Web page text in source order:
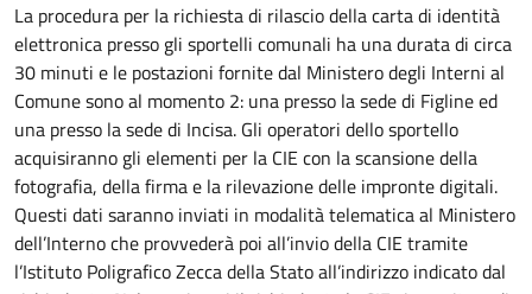
La procedura per la richiesta di rilascio della carta di identità
elettronica presso gli sportelli comunali ha una durata di circa
30 minuti e le postazioni fornite dal Ministero degli Interni al
Comune sono al momento 2: una presso la sede di Figline ed
una presso la sede di Incisa. Gli operatori dello sportello
acquisiranno gli elementi per la CIE con la scansione della
fotografia, della firma e la rilevazione delle impronte digitali.
Questi dati saranno inviati in modalità telematica al Ministero
dell’Interno che provvederà poi all’invio della CIE tramite
l’Istituto Poligrafico Zecca della Stato all’indirizzo indicato dal